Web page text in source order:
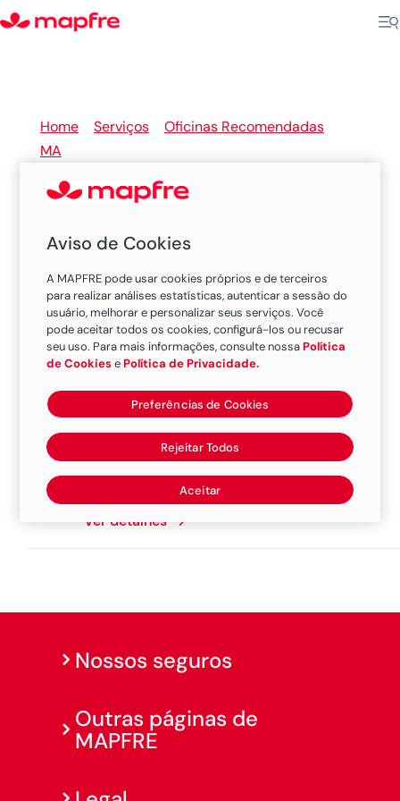
Home> Serviços> Oficinas Recomendadas>
MA
Oficinas Recomendadas
MAPFRE em Balsas
Existem 1 oficina nesta cidade.
Rua 15, 223, 65800000, Balsas
Ver detalhes
Nossos seguros
Outras páginas de
MAPFRE
Aviso de Cookies
A MAPFRE pode usar cookies próprios e de terceiros
para realizar análises estatísticas, autenticar a sessão do
usuário, melhorar e personalizar seus serviços. Você
pode aceitar todos os cookies, configurá-los ou recusar
seu uso. Para mais informações, consulte nossaPolítica
de CookiesePolítica de Privacidade.
Preferências de Cookies
Rejeitar Todos
Aceitar